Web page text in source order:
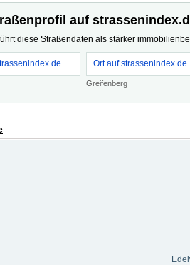
auf
diese Straßendaten als stärker
Ort auf strassenindex.de
Greifenberg